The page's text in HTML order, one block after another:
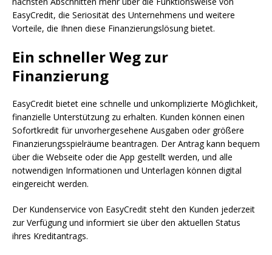
EasyCredit, die Seriosität des Unternehmens und weitere
Vorteile, die Ihnen diese Finanzierungslösung bietet.
Ein schneller Weg zur
Finanzierung
EasyCredit bietet eine schnelle und unkomplizierte Möglichkeit,
finanzielle Unterstützung zu erhalten. Kunden können einen
Sofortkredit für unvorhergesehene Ausgaben oder größere
Finanzierungsspielräume beantragen. Der Antrag kann bequem
über die Webseite oder die App gestellt werden, und alle
notwendigen Informationen und Unterlagen können digital
eingereicht werden.
Der Kundenservice von EasyCredit steht den Kunden jederzeit
zur Verfügung und informiert sie über den aktuellen Status
ihres Kreditantrags.